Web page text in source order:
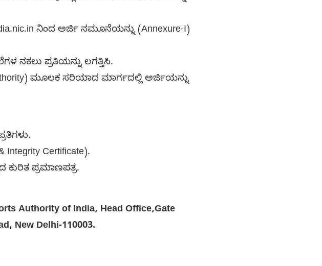
ನಿಂದ ಅರ್ಜಿ ನಮೂನೆಯನ್ನು (Annexure-I)
ನಕಲು ಪ್ರತಿಯನ್ನು ಲಗತ್ತಿಸಿ.
ಮೂಲಕ ಸರಿಯಾದ ಮಾರ್ಗದಲ್ಲಿ ಅರ್ಜಿಯನ್ನು
Certificate).
ಪ್ರಮಾಣಪತ್ರ.
Authority of India, Head Office,Gate
New Delhi-110003.